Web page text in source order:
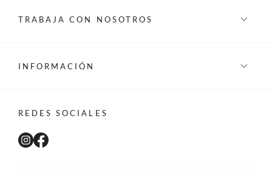
TRABAJA CON NOSOTROS
INFORMACIÓN
REDES SOCIALES